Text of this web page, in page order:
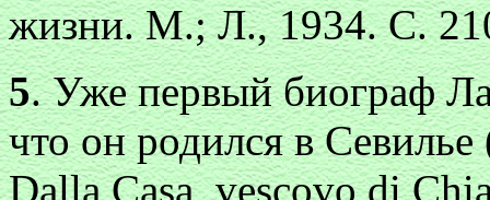
жизни. М.; Л., 1934. С.
5. Уже первый биограф
что он родился в Севилье
Dalla Casa, vescovo di